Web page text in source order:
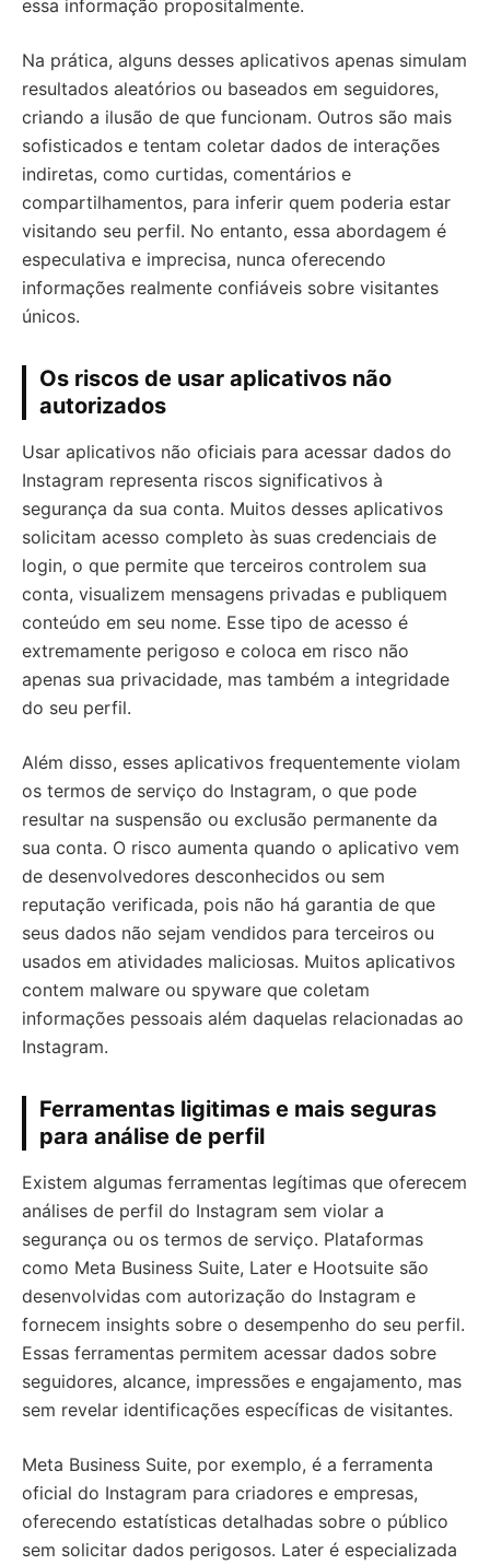
essa informação propositalmente.
Na prática, alguns desses aplicativos apenas simulam
resultados aleatórios ou baseados em seguidores,
criando a ilusão de que funcionam. Outros são mais
sofisticados e tentam coletar dados de interações
indiretas, como curtidas, comentários e
compartilhamentos, para inferir quem poderia estar
visitando seu perfil. No entanto, essa abordagem é
especulativa e imprecisa, nunca oferecendo
informações realmente confiáveis sobre visitantes
únicos.
Os riscos de usar aplicativos não
autorizados
Usar aplicativos não oficiais para acessar dados do
Instagram representa riscos significativos à
segurança da sua conta. Muitos desses aplicativos
solicitam acesso completo às suas credenciais de
login, o que permite que terceiros controlem sua
conta, visualizem mensagens privadas e publiquem
conteúdo em seu nome. Esse tipo de acesso é
extremamente perigoso e coloca em risco não
apenas sua privacidade, mas também a integridade
do seu perfil.
Além disso, esses aplicativos frequentemente violam
os termos de serviço do Instagram, o que pode
resultar na suspensão ou exclusão permanente da
sua conta. O risco aumenta quando o aplicativo vem
de desenvolvedores desconhecidos ou sem
reputação verificada, pois não há garantia de que
seus dados não sejam vendidos para terceiros ou
usados em atividades maliciosas. Muitos aplicativos
contem malware ou spyware que coletam
informações pessoais além daquelas relacionadas ao
Instagram.
Ferramentas ligitimas e mais seguras
para análise de perfil
Existem algumas ferramentas legítimas que oferecem
análises de perfil do Instagram sem violar a
segurança ou os termos de serviço. Plataformas
como Meta Business Suite, Later e Hootsuite são
desenvolvidas com autorização do Instagram e
fornecem insights sobre o desempenho do seu perfil.
Essas ferramentas permitem acessar dados sobre
seguidores, alcance, impressões e engajamento, mas
sem revelar identificações específicas de visitantes.
Meta Business Suite, por exemplo, é a ferramenta
oficial do Instagram para criadores e empresas,
oferecendo estatísticas detalhadas sobre o público
sem solicitar dados perigosos. Later é especializada